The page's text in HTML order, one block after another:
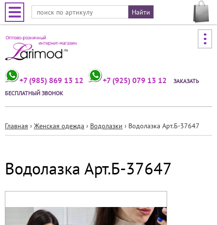
Jump to navigation
+7 (985) 869 13 12 +7 (925) 079 13 12
ЗАКАЗАТЬ
БЕСПЛАТНЫЙ ЗВОНОК
здесь
Главная › Женская одежда › Водолазки › Водолазка Арт.Б-37647
Водолазка Арт.Б-37647